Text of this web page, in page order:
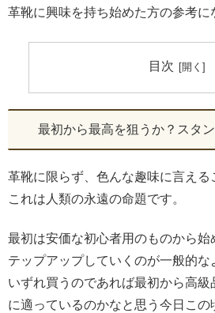
革靴に興味を持ち始めた方の参考に
目次
最初から最高を狙うか？スタ
革靴に限らず、色んな趣味に言える
これは人類の永遠の命題です。
最初は安価な初心者用のものから始
テップアップしていくのが一般的な
いずれ買うのであれば最初から高
に適っているのかなと思う今日この